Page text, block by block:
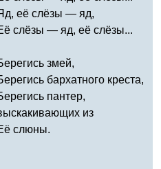
её слёзы — яд,
слёзы — яд, её слёзы...
змей,
бархатного креста,
пантер,
из
слюны.